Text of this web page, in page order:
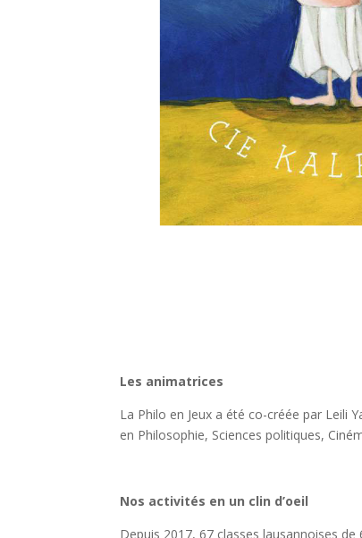
Les animatrices
La Philo en Jeux a été co-créée par Leili
en Philosophie, Sciences politiques,
Nos activités en un clin d’oeil
Depuis 2017, 67 classes lausannoises